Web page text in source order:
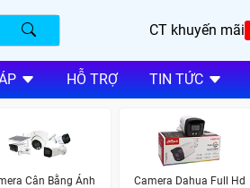
CT khuyến mãi
HỖ TRỢ TIN TỨC
Cân Bằng Ánh
Camera Dahua Full Hd